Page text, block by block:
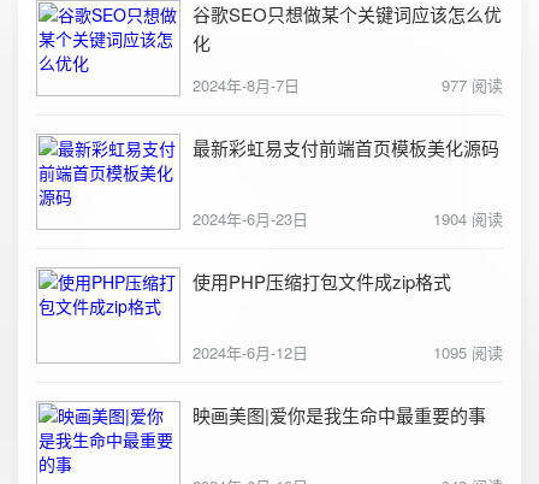
谷歌SEO只想做某个关键词应该怎么优
化
2024年-8月-7日 977 阅读
最新彩虹易支付前端首页模板美化源码
2024年-6月-23日 1904 阅读
使用PHP压缩打包文件成zip格式
2024年-6月-12日 1095 阅读
映画美图|爱你是我生命中最重要的事